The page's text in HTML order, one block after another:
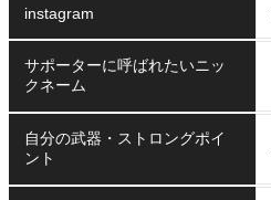
instagram
サポーターに呼ばれたいニッ
クネーム
自分の武器・ストロングポイ
ント